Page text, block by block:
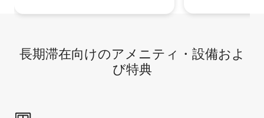
長期滞在向け⁠のア⁠メ⁠ニ⁠テ⁠ィ⁠・設⁠備⁠およ
び特⁠典